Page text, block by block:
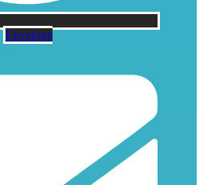
Envelope